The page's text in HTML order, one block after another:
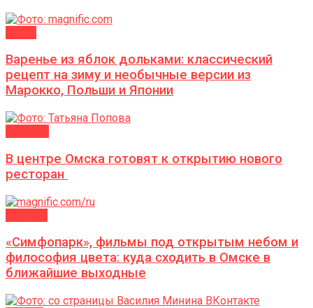
Варенье из яблок дольками: классический
рецепт на зиму и необычные версии из
Марокко, Польши и Японии
В центре Омска готовят к открытию нового
ресторан
«Симфопарк», фильмы под открытым небом и
философия цвета: куда сходить в Омске в
ближайшие выходные